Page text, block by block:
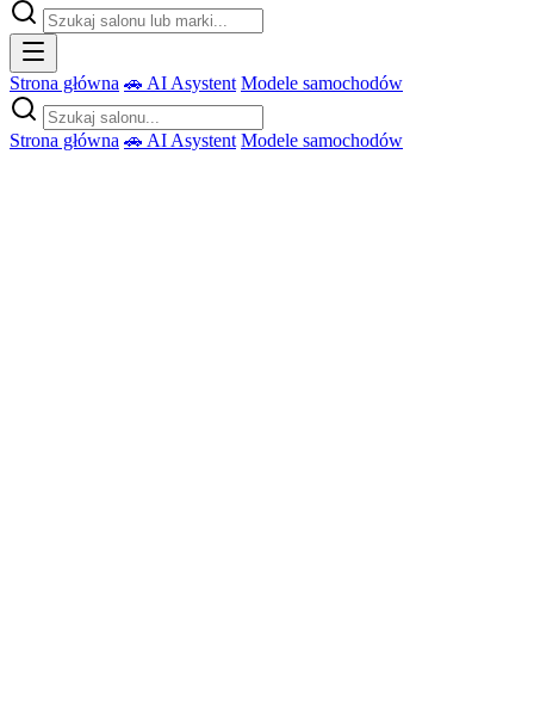
Strona główna 🚗 AI Asystent Modele samochodów
Strona główna 🚗 AI Asystent Modele samochodów